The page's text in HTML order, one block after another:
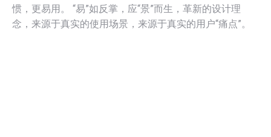
惯，更易用。 “易”如反掌，应“景”而生，革新的设计理
念，来源于真实的使用场景，来源于真实的用户“痛点”。